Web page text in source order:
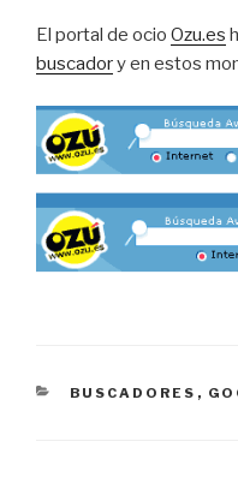
El portal de ocio Ozu.es
buscadory en estos
CATEGORÍAS
BUSCADORES ,